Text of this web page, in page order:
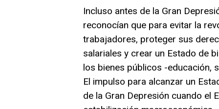
Incluso antes de la Gran
reconocían que para evitar la
trabajadores, proteger sus
salariales y crear un Estado de
los bienes públicos -educación,
El impulso para alcanzar un
de la Gran Depresión cuando el